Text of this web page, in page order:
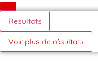
Resultats
Voir plus de résultats